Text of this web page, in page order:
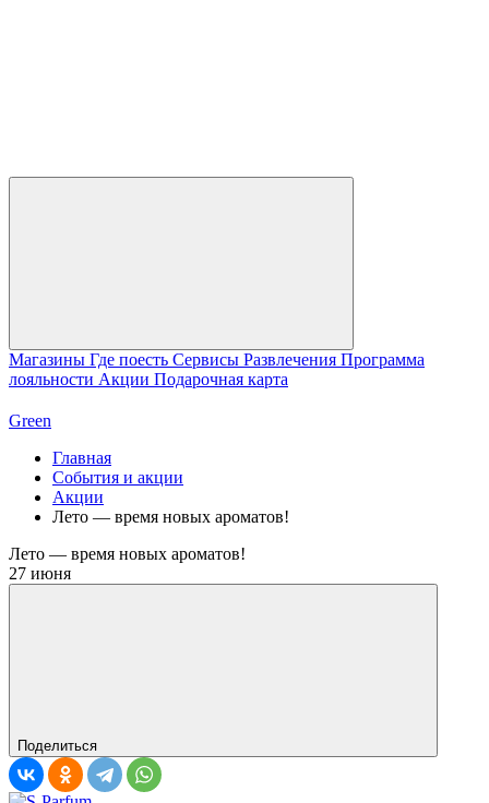
Магазины Где поесть Сервисы Развлечения Программа
лояльности Акции Подарочная карта
Green
Главная
События и акции
Акции
Лето — время новых ароматов!
Лето — время новых ароматов!
27 июня
Поделиться